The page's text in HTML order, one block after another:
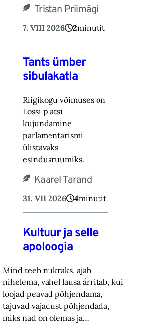
Tristan Priimägi
7. VIII 2026 2minutit
Tants ümber
sibulakatla
Riigikogu võimuses on
Lossi platsi
kujundamine
parlamentarismi
ülistavaks
esindusruumiks.
Kaarel Tarand
31. VII 2026 4minutit
Kultuur ja selle
apoloogia
Mind teeb nukraks, ajab
nihelema, vahel lausa ärritab, kui
loojad peavad põhjendama,
tajuvad vajadust põhjendada,
miks nad on olemas ja…